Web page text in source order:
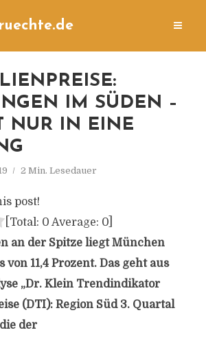
IM SÜDEN –
NUR IN EINE
2 Min. Lesedauer
post!
[Total: 0 Average: 0]
an der Spitze liegt München
11,4 Prozent. Das geht aus
„Dr. Klein Trendindikator
(DTI): Region Süd 3. Quartal
der